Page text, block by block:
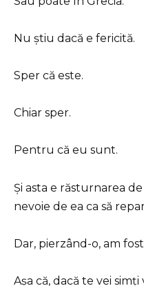
Nu știu dacă e fericită.
Sper că este.
Chiar sper.
Pentru că eu sunt.
Și asta e răsturnarea
nevoie de ea ca să
Dar, pierzând-o, am
Așa că, dacă te vei